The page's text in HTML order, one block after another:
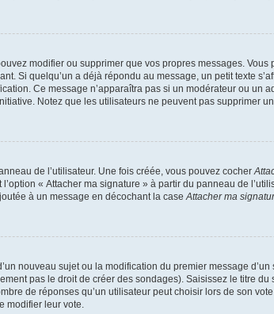
modifier ou supprimer que vos propres messages.
Si quelqu’un a déjà répondu au message, un petit texte
Ce message n’apparaîtra pas si un modérateur ou
Notez que les utilisateurs ne peuvent pas supprimer
de l’utilisateur. Une fois créée, vous pouvez cocher
« Attacher ma signature » à partir du panneau de
à un message en décochant la case Attacher ma
nouveau sujet ou la modification du premier message
pas le droit de créer des sondages). Saisissez le titre
de réponses qu’un utilisateur peut choisir lors de son
modifier leur vote.